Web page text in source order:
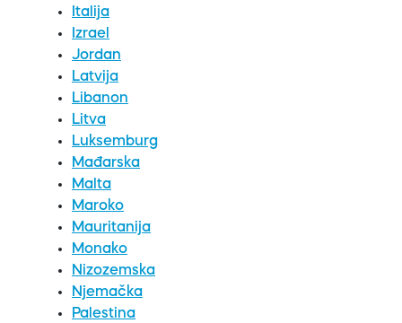
Italija
Izrael
Jordan
Latvija
Libanon
Litva
Luksemburg
Mađarska
Malta
Maroko
Mauritanija
Monako
Nizozemska
Njemačka
Palestina